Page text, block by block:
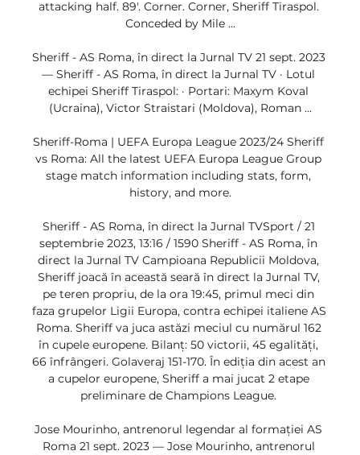
attacking half. 89'. Corner. Corner, Sheriff Tiraspol.
Conceded by Mile ...
Sheriff - AS Roma, în direct la Jurnal TV 21 sept. 2023
— Sheriff - AS Roma, în direct la Jurnal TV · Lotul
echipei Sheriff Tiraspol: · Portari: Maxym Koval
(Ucraina), Victor Straistari (Moldova), Roman ...
Sheriff-Roma | UEFA Europa League 2023/24 Sheriff
vs Roma: All the latest UEFA Europa League Group
stage match information including stats, form,
history, and more.
Sheriff - AS Roma, în direct la Jurnal TVSport / 21
septembrie 2023, 13:16 / 1590 Sheriff - AS Roma, în
direct la Jurnal TV Campioana Republicii Moldova,
Sheriff joacă în această seară în direct la Jurnal TV,
pe teren propriu, de la ora 19:45, primul meci din
faza grupelor Ligii Europa, contra echipei italiene AS
Roma. Sheriff va juca astăzi meciul cu numărul 162
în cupele europene. Bilanț: 50 victorii, 45 egalități,
66 înfrângeri. Golaveraj 151-170. În ediția din acest an
a cupelor europene, Sheriff a mai jucat 2 etape
preliminare de Champions League.
Jose Mourinho, antrenorul legendar al formației AS
Roma 21 sept. 2023 — Jose Mourinho, antrenorul